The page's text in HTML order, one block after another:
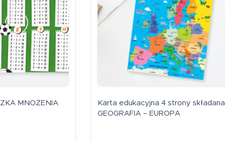
MNOŻENIA
Karta edukacyjna 4 strony składana
GEOGRAFIA – EUROPA